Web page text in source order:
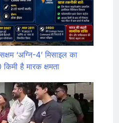
‘अग्नि-4’ मिसाइल का
है मारक क्षमता